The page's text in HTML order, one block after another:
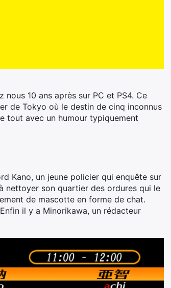
10 ans après sur PC et PS4. Ce
de Tokyo où le destin de cinq inconnus
tout avec un humour typiquement
Kano, un jeune policier qui enquête sur
nettoyer son quartier des ordures qui le
de mascotte en forme de chat.
il y a Minorikawa, un rédacteur